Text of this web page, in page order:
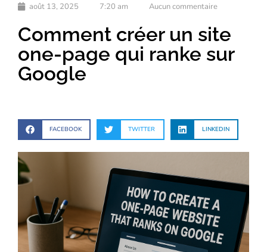
août 13, 2025 7:20 am Aucun commentaire
Comment créer un site
one-page qui ranke sur
Google
FACEBOOK TWITTER LINKEDIN